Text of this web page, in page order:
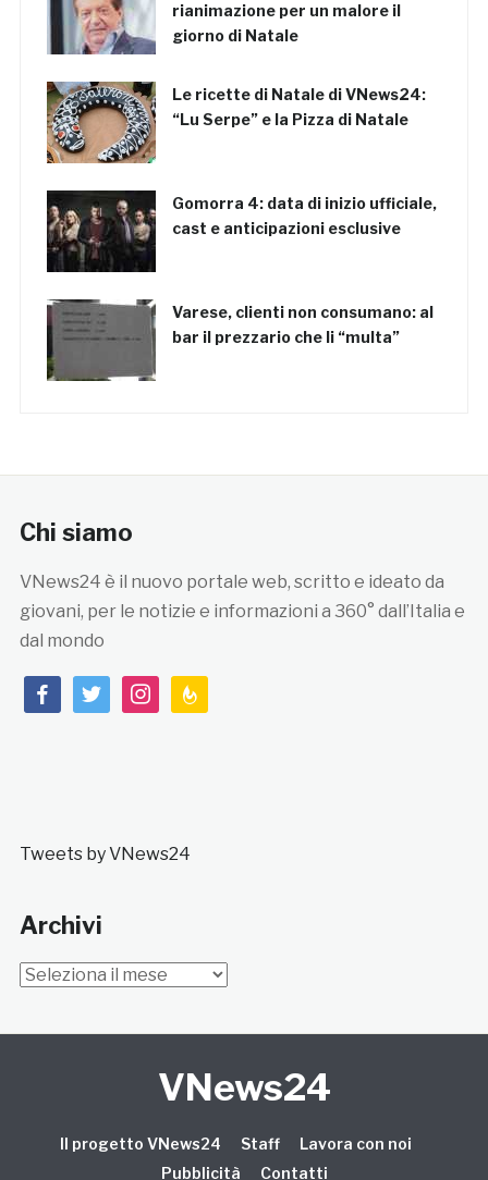
rianimazione per un malore il
giorno di Natale
Le ricette di Natale di VNews24:
“Lu Serpe” e la Pizza di Natale
Gomorra 4: data di inizio ufficiale,
cast e anticipazioni esclusive
Varese, clienti non consumano: al
bar il prezzario che li “multa”
Chi siamo
VNews24 è il nuovo portale web, scritto e ideato da
giovani, per le notizie e informazioni a 360° dall’Italia e
dal mondo
facebooktwitterinstagramfeedburner
Tweets by VNews24
Archivi
Archivi
VNews24
Il progetto VNews24 Staff
Lavora con noi
Pubblicità
Contatti